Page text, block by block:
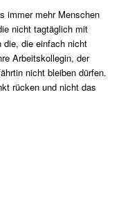
immer mehr Menschen
nicht tagtäglich mit
die, die einfach nicht
Arbeitskollegin, der
nicht bleiben dürfen.
rücken und nicht das